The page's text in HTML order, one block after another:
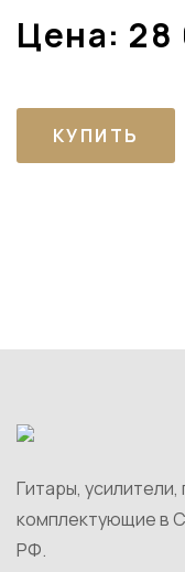
Цена: 28
КУПИТЬ
Гитары,
комплектующие в
РФ.